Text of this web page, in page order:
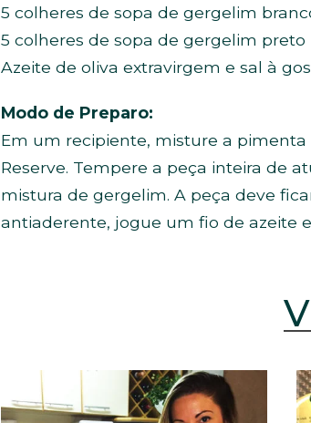
5 colheres de sopa de gergelim
5 colheres de sopa de gergelim preto
Azeite de oliva extravirgem e sal à
Modo de Preparo:
Em um recipiente, misture a
Reserve. Tempere a peça inteira de
mistura de gergelim. A peça deve
antiaderente, jogue um fio de azeite